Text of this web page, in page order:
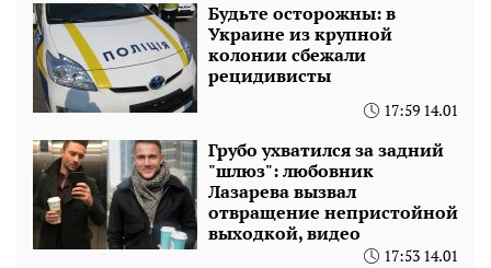
Будьте осторожны: в
Украине из крупной
колонии сбежали
рецидивисты
17:59 14.01
Грубо ухватился за задний
"шлюз": любовник
Лазарева вызвал
отвращение непристойной
выходкой, видео
17:53 14.01